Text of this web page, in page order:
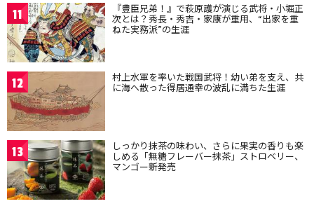
11 『豊臣兄弟！』で萩原護が演じる武将・小堀正
次とは？秀長・秀吉・家康が重用、“出家を重
ねた実務派”の生涯
12 村上水軍を率いた戦国武将！幼い弟を支え、共
に海へ散った得居通幸の波乱に満ちた生涯
13 しっかり抹茶の味わい、さらに果実の香りも楽
しめる「無糖フレーバー抹茶」ストロベリー、
マンゴー新発売